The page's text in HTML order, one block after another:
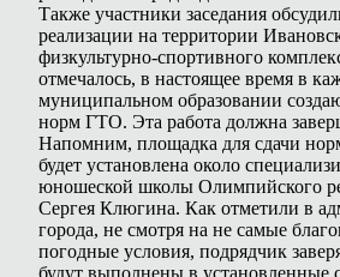
Также участники заседания
реализации на территории
физкультурно-спортивного
отмечалось, в настоящее время в
муниципальном образовании
норм ГТО. Эта работа должна
Напомним, площадка для сдачи
будет установлена около
юношеской школы Олимпийского
Сергея Клюгина. Как отметили в
города, не смотря на не самые
погодные условия, подрядчик
будут выполнены в установленные